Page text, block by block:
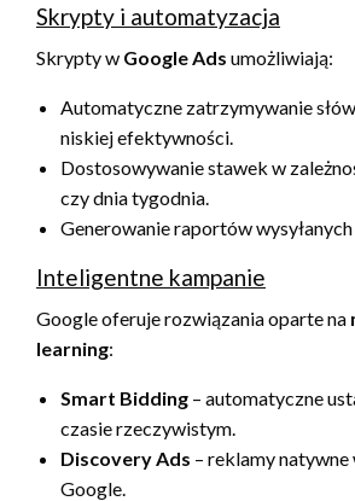
Skrypty i automatyzacja
Skrypty w Google Ads umożliwiają:
Automatyczne zatrzymywanie
niskiej efektywności.
Dostosowywanie stawek w
czy dnia tygodnia.
Generowanie raportów wysyłanych
Inteligentne kampanie
Google oferuje rozwiązania oparte na
learning:
Smart Bidding – automatyczne
czasie rzeczywistym.
Discovery Ads – reklamy natywne
Google.